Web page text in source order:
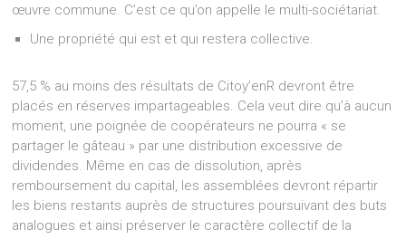
œuvre commune. C’est ce qu’on appelle le multi-sociétariat.
Une propriété qui est et qui restera collective.
57,5 % au moins des résultats de Citoy’enR devront être
placés en réserves impartageables. Cela veut dire qu’à aucun
moment, une poignée de coopérateurs ne pourra « se
partager le gâteau » par une distribution excessive de
dividendes. Même en cas de dissolution, après
remboursement du capital, les assemblées devront répartir
les biens restants auprès de structures poursuivant des buts
analogues et ainsi préserver le caractère collectif de la